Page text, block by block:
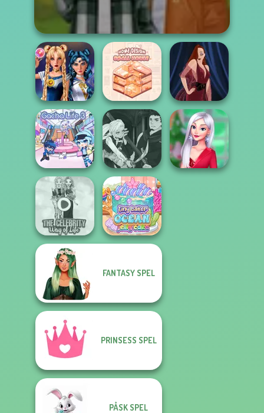
Sailor Moon And
Friends Cosmic...
Home Design:
Small House
Pin-up Jessica
Gacha Life 3
Manga Creator
Vampire Hunter
P...
The Celebrity Way
Of Life
Tiny Baker Ocean
FANTASY SPEL
PRINSESS SPEL
PÅSK SPEL